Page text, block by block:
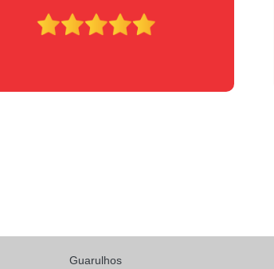
Motor de Aço Automático para Portão
Motor de Porta Aço
Motor para Porta de Enrolar
Porta de Aço Automática Transvision
Guarulhos